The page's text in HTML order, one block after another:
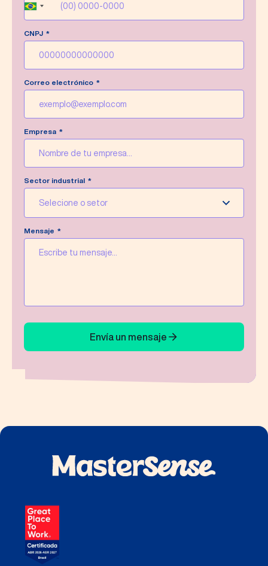
Brazil
CNPJ
Correo electrónico
Empresa
Sector industrial
Selecione o setor
Mensaje
Envía un mensaje
Escribe un nuevo mensaje